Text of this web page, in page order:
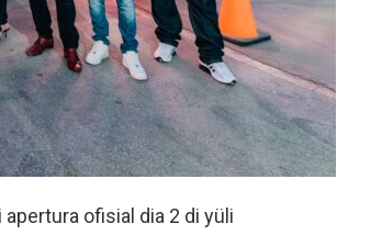
ofisial dia 2 di yüli